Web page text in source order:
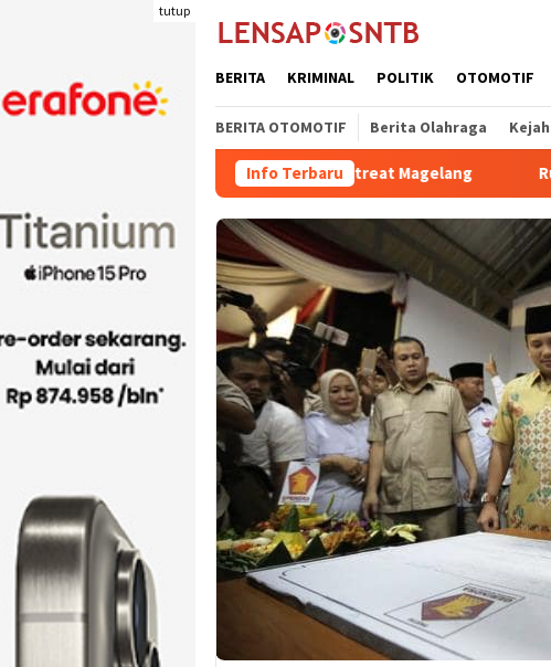
tutup
BERITA KRIMINAL POLITIK OTOMOTIF
BERITA OTOMOTIF Berita Olahraga
Info Terbaru
Bima dr. H. Irfan Bergabung di Retreat Magelang Rutan Kelas